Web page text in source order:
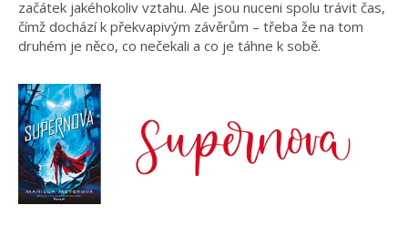
začátek jakéhokoliv vztahu. Ale jsou nuceni spolu trávit čas,
čímž dochází k překvapivým závěrům – třeba že na tom
druhém je něco, co nečekali a co je táhne k sobě.